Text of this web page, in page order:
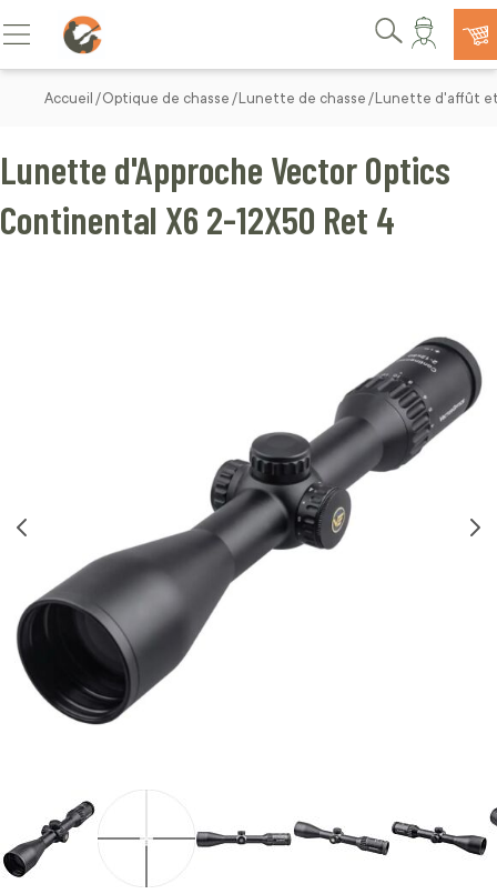
Allez au contenu
Basculer la navigation
Rechercher
Accueil Optique de chasse Lunette de chasse Lunette d'affût
Lunette d'Approche Vector Optics
Continental X6 2-12X50 Ret 4